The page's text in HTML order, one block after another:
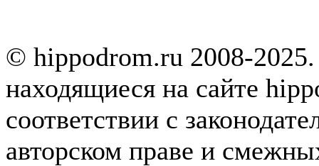
© hippodrom.ru 2008-
находящиеся на сайте
соответствии с
авторском праве и